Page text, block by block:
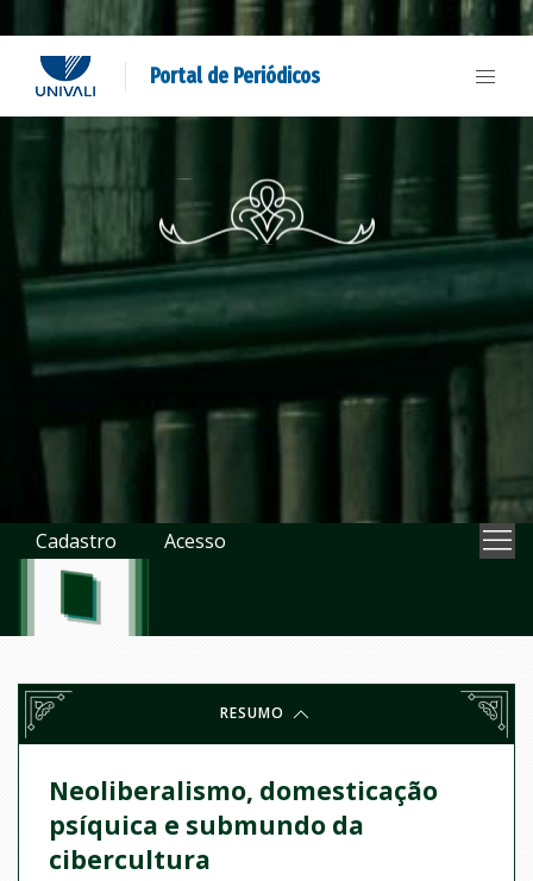
Portal de Periódicos
Cadastro Acesso
RESUMO
Neoliberalismo, domesticação
psíquica e submundo da
cibercultura